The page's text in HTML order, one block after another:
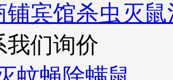
铺宾馆杀虫灭
我们询价